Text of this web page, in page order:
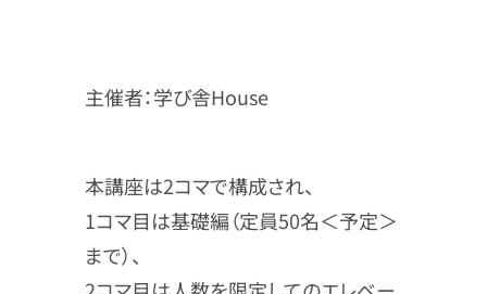
主催者：学び舎House
本講座は2コマで構成され、
1コマ目は基礎編（定員50名＜予定＞
まで）、